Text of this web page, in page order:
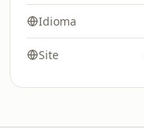
Idioma
Site